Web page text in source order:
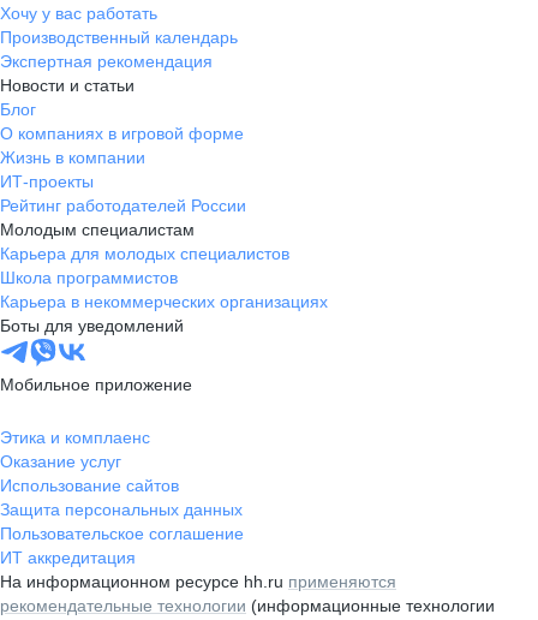
Хочу у вас работать
Производственный календарь
Экспертная рекомендация
Новости и статьи
Блог
О компаниях в игровой форме
Жизнь в компании
ИТ-проекты
Рейтинг работодателей России
Молодым специалистам
Карьера для молодых специалистов
Школа программистов
Карьера в некоммерческих организациях
Боты для уведомлений
Мобильное приложение
Этика и комплаенс
Оказание услуг
Использование сайтов
Защита персональных данных
Пользовательское соглашение
ИТ аккредитация
На информационном ресурсе hh.ru применяются
рекомендательные технологии (информационные технологии